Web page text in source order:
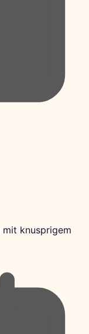
knusprigem